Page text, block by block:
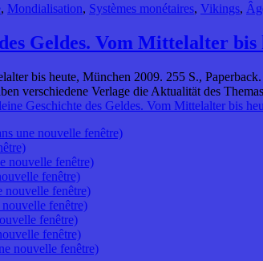
, Mondialisation, Systèmes monétaires, Vikings,
Geldes. Vom Mittelalter bis
bis heute, München 2009. 255 S.,
verschiedene Verlage die Aktualität des
Geschichte des Geldes. Vom Mittelalter bis
une nouvelle fenêtre)
nouvelle fenêtre)
fenêtre)
nouvelle fenêtre)
fenêtre)
fenêtre)
fenêtre)
nouvelle fenêtre)